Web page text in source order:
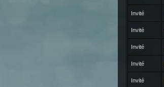
Invité
Invité
Invité
Invité
Invité